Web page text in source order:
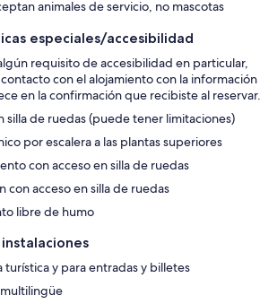
animales de servicio, no mascotas
especiales/accesibilidad
requisito de accesibilidad en particular,
con el alojamiento con la información
en la confirmación que recibiste al reservar.
silla de ruedas (puede tener limitaciones)
por escalera a las plantas superiores
con acceso en silla de ruedas
con acceso en silla de ruedas
libre de humo
turística y para entradas y billetes